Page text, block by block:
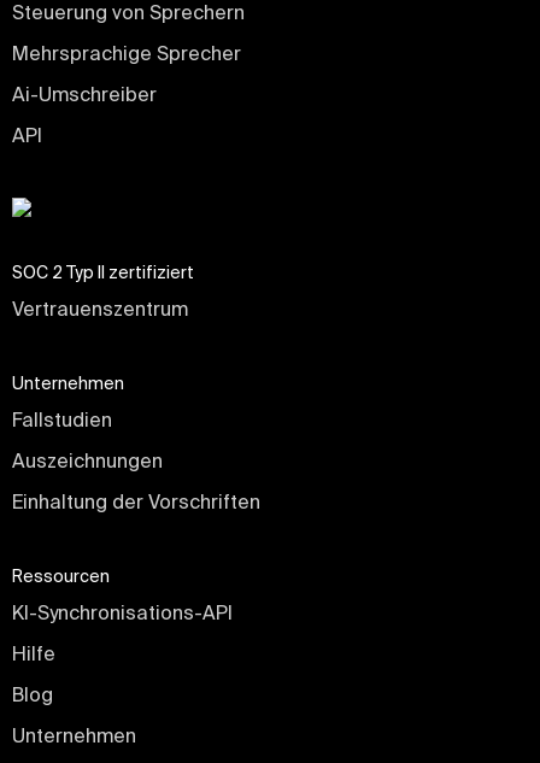
Steuerung von Sprechern
Mehrsprachige Sprecher
Ai-Umschreiber
API
SOC 2 Typ II zertifiziert
Vertrauenszentrum
Unternehmen
Fallstudien
Auszeichnungen
Einhaltung der Vorschriften
Ressourcen
KI-Synchronisations-API
Hilfe
Blog
Unternehmen